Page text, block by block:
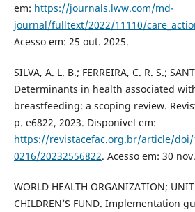
em: https://journals.lww.com/md-
journal/fulltext/2022/11110/
Acesso em: 25 out. 2025.
SILVA, A. L. B.; FERREIRA, C. R. S.;
Determinants in health associated
breastfeeding: a scoping review.
p. e6822, 2023. Disponível em:
https://revistacefac.org.br/article/doi/
0216/20232556822. Acesso em: 30
WORLD HEALTH ORGANIZATION;
CHILDREN’S FUND. Implementation